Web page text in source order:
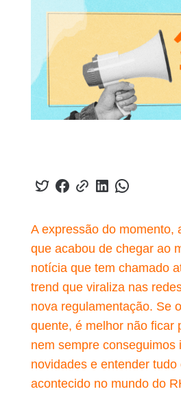
A expressão do momento,
que acabou de chegar ao
notícia que tem chamado
trend que viraliza nas
nova regulamentação. Se
quente, é melhor não ficar
nem sempre conseguimos
novidades e entender tudo
acontecido no mundo do